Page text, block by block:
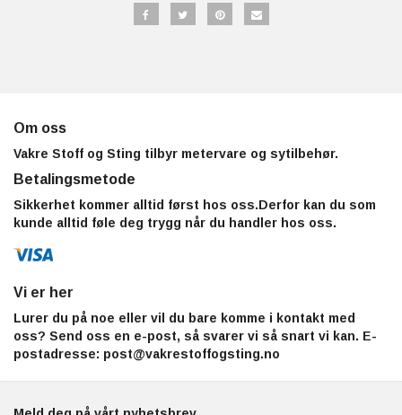
Om oss
Vakre Stoff og Sting tilbyr metervare og sytilbehør.
Betalingsmetode
Sikkerhet kommer alltid først hos oss.Derfor kan du som
kunde alltid føle deg trygg når du handler hos oss.
Vi er her
Lurer du på noe eller vil du bare komme i kontakt med
oss? Send oss en e-post, så svarer vi så snart vi kan. E-
postadresse: post@vakrestoffogsting.no